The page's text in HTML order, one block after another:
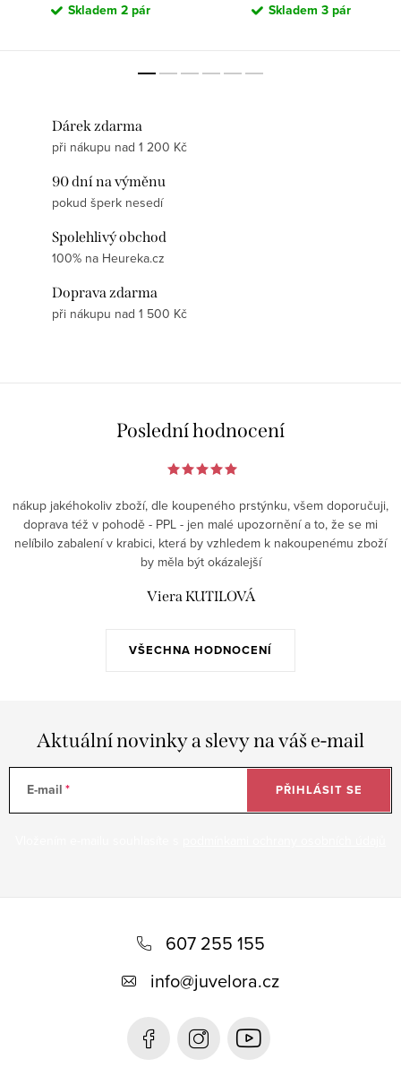
Skladem 2 pár Skladem 3 pár
Dárek zdarma
při nákupu nad 1 200 Kč
90 dní na výměnu
pokud šperk nesedí
Spolehlivý obchod
100% na Heureka.cz
Doprava zdarma
při nákupu nad 1 500 Kč
Poslední hodnocení
VŠECHNA HODNOCENÍ
nákup jakéhokoliv zboží, dle koupeného prstýnku, všem doporučuji,
doprava též v pohodě - PPL - jen malé upozornění a to, že se mi
nelíbilo zabalení v krabici, která by vzhledem k nakoupenému zboží
by měla být okázalejší
Viera KUTILOVÁ
Aktuální novinky a slevy na váš e-mail
E-mail PŘIHLÁSIT SE
607 255 155
info@juvelora.cz